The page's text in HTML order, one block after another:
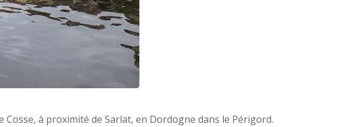
à proximité de Sarlat, en Dordogne dans le Périgord.